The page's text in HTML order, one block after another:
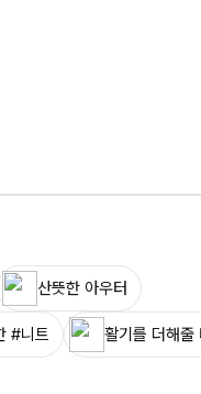
산뜻한 아우터
#니트 활기를 더해줄